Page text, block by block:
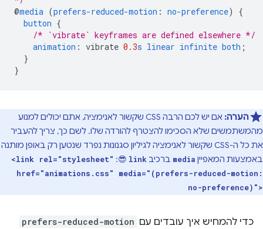
@media (prefers-reduced-motion : no-preference)
{
button {
/* `vibrate` keyframes are defined elsewhere */
animation : vibrate 0.3s linear infinite both ;
}
}
הערה:
אם יש לכם הרבה CSS שקשור לאנימציה, אתם יכולים למנוע
מהמשתמשים שלא הסכימו להצטרף להורדה שלו. לשם כך, צריך להעביר
את כל ה-CSS שקשור לאנימציה לגיליון סגנונות נפרד שנטען רק באופן מותנה
באמצעות המאפיין media ברכיב link
😎:
<link rel="stylesheet"
href="animations.css" media="(prefers-reduced-motion:
no-preference)">
כדי להמחיש איך עובדים עם prefers-reduced-motion